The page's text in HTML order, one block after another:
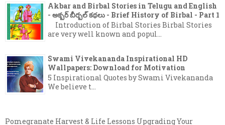
Akbar and Birbal Stories in Telugu and English
- అక్బర్ బీర్బల్ కథలు - Brief History of Birbal - Part 1
Introduction of Birbal Stories Birbal Stories
are very well known and popul...
Swami Vivekananda Inspirational HD
Wallpapers: Download for Motivation
5 Inspirational Quotes by Swami Vivekananda
We believe t...
Pomegranate Harvest & Life Lessons Upgrading Your